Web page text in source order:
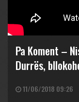
Pa Koment –
Durrës,
11/06/2018 09:26